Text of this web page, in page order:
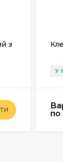
з
У
по